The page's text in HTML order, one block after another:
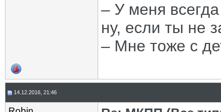
– У меня
ну, если ты не
– Мне тоже с
14.12.2016, 21:46